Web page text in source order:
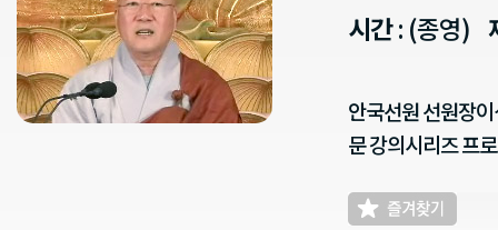
시간: (종영)
안국선원 선원장
문 강의시리즈 프